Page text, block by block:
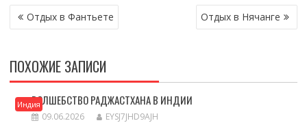
НАВИГАЦИЯ
ПО Отдых в Фантьете Отдых в Нячанге
ПОХОЖИЕ ЗАПИСИ
ИндияВОЛШЕБСТВО РАДЖАСТХАНА В ИНДИИ
09.06.2026 EYSJ7JHD9AJH